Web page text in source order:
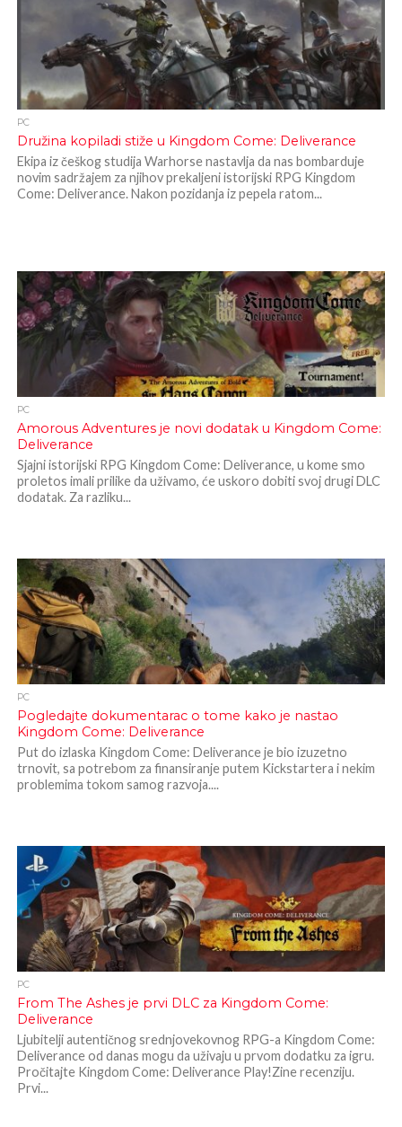
PC
Družina kopiladi stiže u Kingdom Come: Deliverance
Ekipa iz češkog studija Warhorse nastavlja da nas bombarduje
novim sadržajem za njihov prekaljeni istorijski RPG Kingdom
Come: Deliverance. Nakon pozidanja iz pepela ratom...
PC
Amorous Adventures je novi dodatak u Kingdom Come:
Deliverance
Sjajni istorijski RPG Kingdom Come: Deliverance, u kome smo
proletos imali prilike da uživamo, će uskoro dobiti svoj drugi DLC
dodatak. Za razliku...
PC
Pogledajte dokumentarac o tome kako je nastao
Kingdom Come: Deliverance
Put do izlaska Kingdom Come: Deliverance je bio izuzetno
trnovit, sa potrebom za finansiranje putem Kickstartera i nekim
problemima tokom samog razvoja....
PC
From The Ashes je prvi DLC za Kingdom Come:
Deliverance
Ljubitelji autentičnog srednjovekovnog RPG-a Kingdom Come:
Deliverance od danas mogu da uživaju u prvom dodatku za igru.
Pročitajte Kingdom Come: Deliverance Play!Zine recenziju.
Prvi...